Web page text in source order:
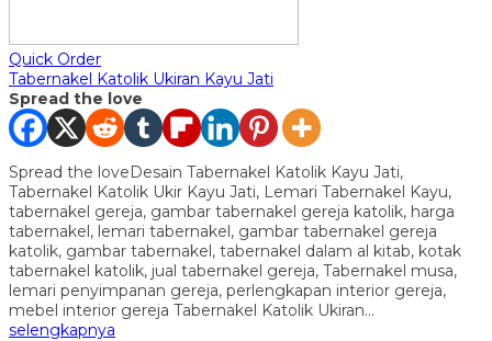
Quick Order
Tabernakel Katolik Ukiran Kayu Jati
Spread the love
Spread the loveDesain Tabernakel Katolik Kayu Jati,
Tabernakel Katolik Ukir Kayu Jati, Lemari Tabernakel Kayu,
tabernakel gereja, gambar tabernakel gereja katolik, harga
tabernakel, lemari tabernakel, gambar tabernakel gereja
katolik, gambar tabernakel, tabernakel dalam al kitab, kotak
tabernakel katolik, jual tabernakel gereja, Tabernakel musa,
lemari penyimpanan gereja, perlengkapan interior gereja,
mebel interior gereja Tabernakel Katolik Ukiran…
selengkapnya